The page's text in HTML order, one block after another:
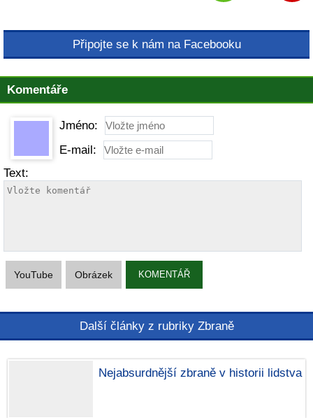
Připojte se k nám na Facebooku
Komentáře
Jméno:
E-mail:
Text:
YouTube Obrázek KOMENTÁŘ
Další články z rubriky Zbraně
Nejabsurdnější zbraně v historii lidstva